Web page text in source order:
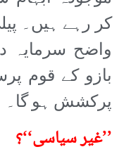
کر رہے ہیں۔
واضح سرمایہ
بازو کے قوم
پرکشش ہو گا۔
’’غیر سیاسی‘‘؟